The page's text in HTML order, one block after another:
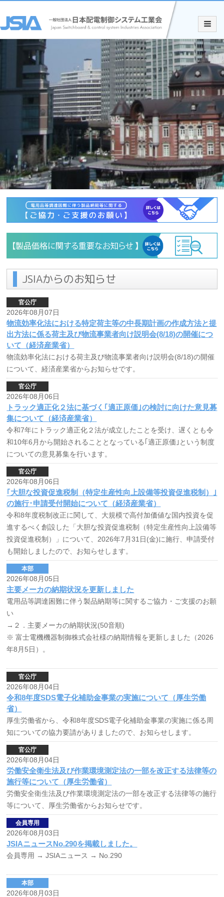
JSIAからのお知らせ
官公庁
2026年08月07日
物流効率化法における特定荷主等の中長期計画の作成方法と提
出方法に係る荷主及び物流事業者向け説明会(8/18)の開催につ
いて（経済産業省）
物流効率化法における荷主及び物流事業者向け説明会(8/18)の開催
について、経済産業省からお知らせです。
官公庁
2026年08月06日
トラック適正化２法に基づく｢適正原価｣の検討に向けた意見募
集について（経済産業省）
令和7年にトラック適正化２法が成立したことを受け、遅くとも令
和10年6月から開始されることとなっている｢適正原価｣という制度
についての意見募集を行います。
官公庁
2026年08月06日
｢大胆な投資促進税制（特定生産性向上設備等投資促進税制）｣
の施行･申請受付開始について（経済産業省）
令和8年度税制改正に関して、大規模で高付加価値な国内投資を促
進するべく創設した「大胆な投資促進税制（特定生産性向上設備等
投資促進税制）」について、2026年7月31日(金)に施行、申請受付
も開始しましたので、お知らせします。
本部
2026年08月05日
主要メーカの納期状況を更新しました
電用品等調達困難に伴う製品納期等に関するご協力・ご支援のお願
い
→２．主要メーカの納期状況(50音順)
※ 富士電機機器制御株式会社様の納期情報を更新しました（2026
年8月5日）。
官公庁
2026年08月04日
令和8年度SDS電子化補助金事業の実施について（厚生労働
省）
厚生労働省から、令和8年度SDS電子化補助金事業の実施に係る周
知についての協力要請がありましたので、お知らせします。
官公庁
2026年08月04日
労働安全衛生法及び作業環境測定法の一部を改正する法律等の
施行等について（厚生労働省）
労働安全衛生法及び作業環境測定法の一部を改正する法律等の施行
等について、厚生労働省からお知らせです。
会員専用
2026年08月03日
JSIAニュースNo.290を掲載しました。
会員専用 → JSIAニュース → No.290
本部
2026年08月03日